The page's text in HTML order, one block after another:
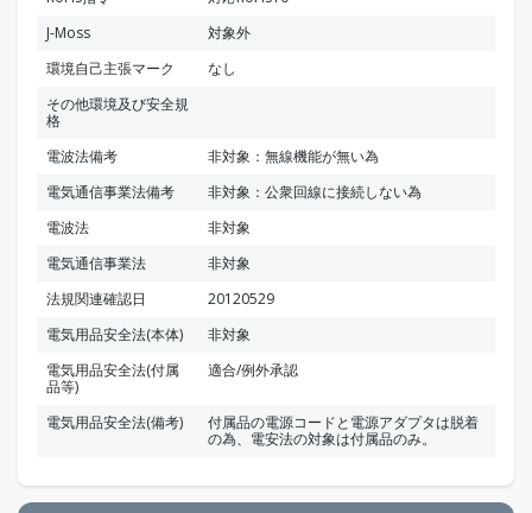
J-Moss
対象外
環境自己主張マーク
なし
その他環境及び安全規
格
電波法備考
非対象：無線機能が無い為
電気通信事業法備考
非対象：公衆回線に接続しない為
電波法
非対象
電気通信事業法
非対象
法規関連確認日
20120529
電気用品安全法(本体)
非対象
電気用品安全法(付属
品等)
適合/例外承認
電気用品安全法(備考)
付属品の電源コードと電源アダプタは脱着
の為、電安法の対象は付属品のみ。